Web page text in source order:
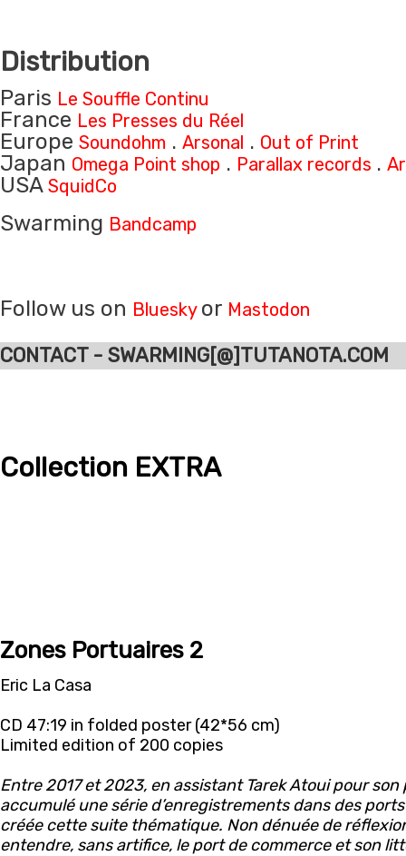
Distribution
Paris Le Souffle Continu
France Les Presses du Réel
Europe Soundohm . Arsonal . Out of Print
Japan Omega Point shop . Parallax records .
USA SquidCo
Swarming Bandcamp
Follow us on Bluesky or Mastodon
CONTACT - SWARMING[@]TUTANOTA.COM
Collection EXTRA
Zones Portuaires 2
Eric La Casa
CD 47:19 in folded poster (42*56 cm)
Limited edition of 200 copies
Entre 2017 et 2023, en assistant Tarek Atoui pour son
accumulé une série d’enregistrements dans des
créée cette suite thématique. Non dénuée de
entendre, sans artifice, le port de commerce et son